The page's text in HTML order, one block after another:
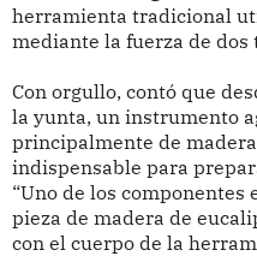
herramienta tradicional
mediante la fuerza de dos
Con orgullo, contó que
la yunta, un instrumento
principalmente de
indispensable para
“Uno de los componentes
pieza de madera de
con el cuerpo de la